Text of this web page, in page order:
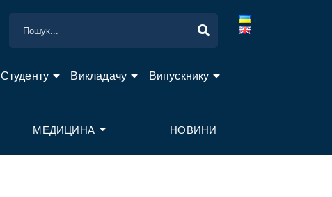
Студенту Викладачу Випускнику
МЕДИЦИНА НОВИНИ